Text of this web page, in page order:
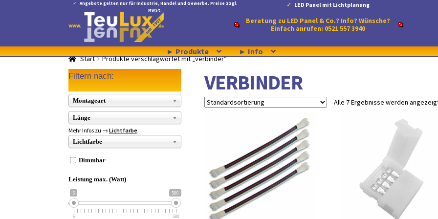
Angebote gelten nur für Industrie, Handel und Gewerbe. Preise zzgl.
MwSt.
LED Panel mit Lichtplanung
Navigation
springen
Inhalt
springen
Beratung zu LED Panel & Co.? Info? Wünsche?
Einfach anrufen: 0521 557 3940
► Produkte ► Info
Start Produkte verschlagwortet mit „verbinder“
VERBINDER
Alle 7 Ergebnisse werden
Filtern nach:
Montageart
Länge
Mehr Infos zu →Lichtfarbe
Lichtfarbe
Dimmbar
Leistung max. (Watt)
5 500
5 500